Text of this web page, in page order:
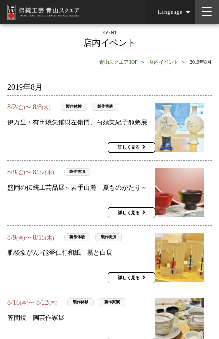
Language
EVENT
店内イベント
青山スクエアTOP 店内イベント 2019年8月
2019年8月
8/2(金)〜 8/8(木) 製作体験 製作実演
伊万里・有田焼矢鋪與左衛門、白須美紀子師弟展
詳しく見る
8/9(金)〜 8/22(木) 製作実演
盛岡の伝統工芸品展～岩手山麓 夏ものがたり～
詳しく見る
8/9(金)〜 8/15(木) 製作体験 製作実演
肥後象がん×能登仁行和紙 黒と白展
詳しく見る
8/16(金)〜 8/22(木) 製作体験 製作実演
笠間焼 陶芸作家展